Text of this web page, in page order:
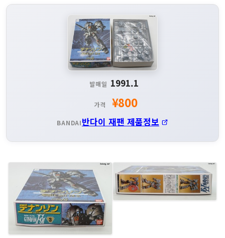
발매일 1991.1
가격 ¥800
BANDAI반다이 재팬 제품정보